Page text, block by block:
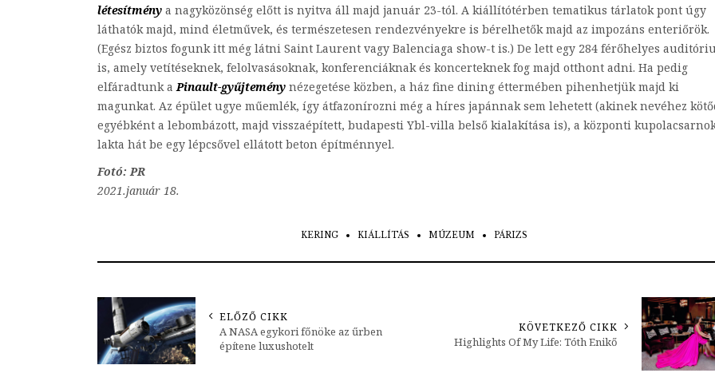
létesítmény a nagyközönség előtt is nyitva áll majd január 23-tól. A kiállítótérben tematikus tárlatok pont úgy
láthatók majd, mind életművek, és természetesen rendezvényekre is bérelhetők majd az impozáns enteriőrök.
(Egész biztos fogunk itt még látni Saint Laurent vagy Balenciaga show-t is.) De lett egy 284 férőhelyes
is, amely vetítéseknek, felolvasásoknak, konferenciáknak és koncerteknek fog majd otthont adni. Ha pedig
elfáradtunk a Pinault-gyűjtemény nézegetése közben, a ház fine dining éttermében pihenhetjük majd ki
magunkat. Az épület ugye műemlék, így átfazonírozni még a híres japánnak sem lehetett (akinek nevéhez
egyébként a lebombázott, majd visszaépített, budapesti Ybl-villa belső kialakítása is), a központi
lakta hát be egy lépcsővel ellátott beton építménnyel.
Fotó: PR
2021.január 18.
KERING KIÁLLÍTÁS MÚZEUM PÁRIZS
ELŐZŐ CIKK
A NASA egykori főnöke az űrben
építene luxushotelt
KÖVETKEZŐ CIKK
Highlights Of My Life: Tóth Enikő